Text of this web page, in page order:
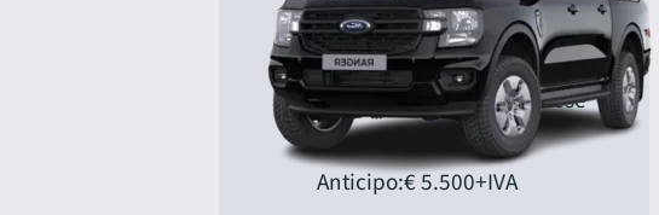
48 mesi per 40.000 km
Canone:€ 499,00+IVA/mese
Anticipo:€ 5.500+IVA